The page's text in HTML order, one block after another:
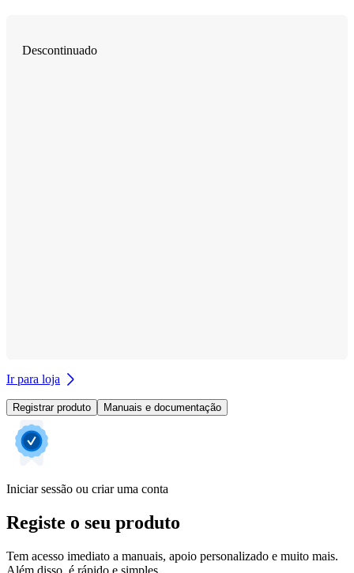
Descontinuado
Ir para loja
Registrar produto Manuais e documentação
Iniciar sessão ou criar uma conta
Registe o seu produto
Tem acesso imediato a manuais, apoio personalizado e muito mais.
Além disso, é rápido e simples.